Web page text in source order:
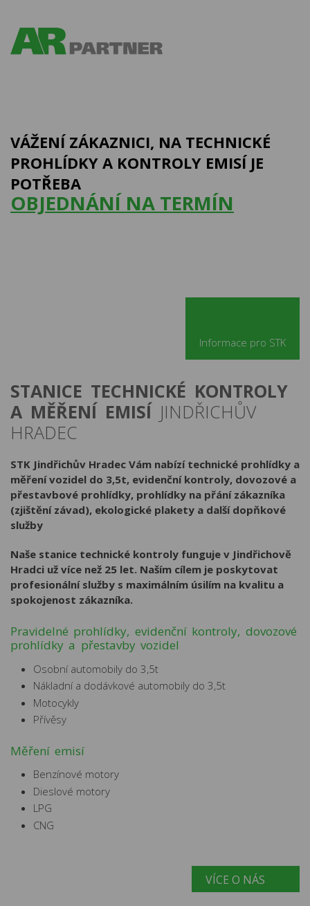
VÁŽENÍ ZÁKAZNICI, NA TECHNICKÉ
PROHLÍDKY A KONTROLY EMISÍ JE
POTŘEBA
OBJEDNÁNÍ NA TERMÍN
Informace pro STK
STANICE TECHNICKÉ KONTROLY
A MĚŘENÍ EMISÍ JINDŘICHŮV
HRADEC
STK Jindřichův Hradec Vám nabízí technické prohlídky a
měření vozidel do 3,5t, evidenční kontroly, dovozové a
přestavbové prohlídky, prohlídky na přání zákazníka
(zjištění závad), ekologické plakety a další dopňkové
služby
Naše stanice technické kontroly funguje v Jindřichově
Hradci už více než 25 let. Naším cílem je poskytovat
profesionální služby s maximálním úsilím na kvalitu a
spokojenost zákazníka.
Pravidelné prohlídky, evidenční kontroly, dovozové
prohlídky a přestavby vozidel
Osobní automobily do 3,5t
Nákladní a dodávkové automobily do 3,5t
Motocykly
Přívěsy
Měření emisí
Benzínové motory
Dieslové motory
LPG
CNG
VÍCE O NÁS